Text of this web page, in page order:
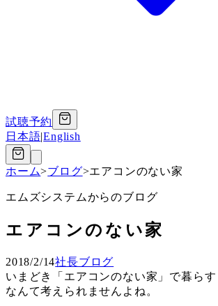
試聴予約
日本語|English
ホーム>ブログ>エアコンのない家
エムズシステムからのブログ
エアコンのない家
2018/2/14社長ブログ
いまどき「エアコンのない家」で暮らす
なんて考えられませんよね。